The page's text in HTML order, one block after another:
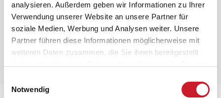
analysieren. Außerdem geben wir Informationen zu Ihrer
Verwendung unserer Website an unsere Partner für
soziale Medien, Werbung und Analysen weiter. Unsere
Partner führen diese Informationen möglicherweise mit
weiteren Daten zusammen, die Sie ihnen bereitgestellt
Notwendig